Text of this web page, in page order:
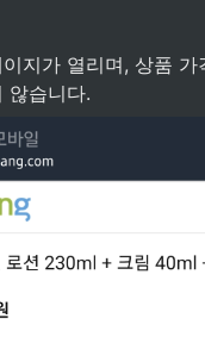
지가 열리며, 상품
않습니다.